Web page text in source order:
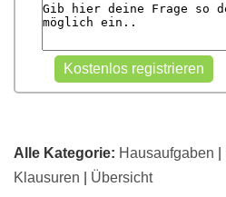
Alle Kategorie: Hausaufgaben
Klausuren
Übersicht